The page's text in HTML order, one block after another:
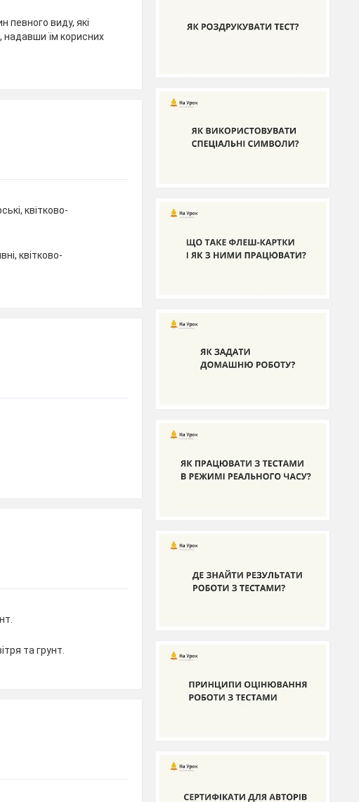
певного виду, які
надавши їм корисних
квітково-
квітково-
та грунт.